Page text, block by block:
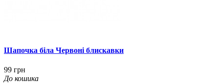
Шапочка біла Червоні блискавки
99 грн
До кошика